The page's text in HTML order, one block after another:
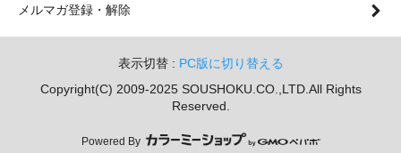
メルマガ登録・解除
表示切替 : PC版に切り替える
Copyright(C) 2009-2025 SOUSHOKU.CO.,LTD.All Rights
Reserved.
Powered By